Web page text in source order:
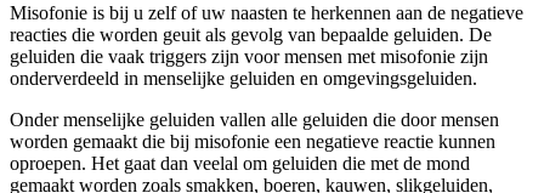
Misofonie is bij u zelf of uw naasten te herkennen aan de negatieve
reacties die worden geuit als gevolg van bepaalde geluiden. De
geluiden die vaak triggers zijn voor mensen met misofonie zijn
onderverdeeld in menselijke geluiden en omgevingsgeluiden.
Onder menselijke geluiden vallen alle geluiden die door mensen
worden gemaakt die bij misofonie een negatieve reactie kunnen
oproepen. Het gaat dan veelal om geluiden die met de mond
gemaakt worden zoals smakken, boeren, kauwen, slikgeluiden,